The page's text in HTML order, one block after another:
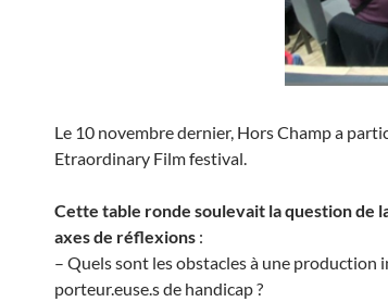
Le 10 novembre dernier, Hors Champ a
Etraordinary Film festival.
Cette table ronde soulevait la question de
axes de réflexions :
– Quels sont les obstacles à une production
porteur.euse.s de handicap ?